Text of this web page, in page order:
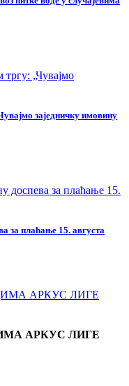
заједничку имовину
за плаћање 15. августа
АРКУС ЛИГЕ